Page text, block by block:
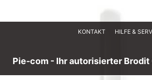
KONTAKT HILFE &
Pie-com - Ihr autorisierter